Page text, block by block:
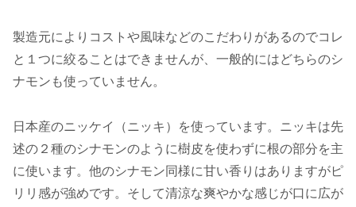
製造元によりコストや風味などのこだわりがあるのでコレ
と１つに絞ることはできませんが、一般的にはどちらのシ
ナモンも使っていません。
日本産のニッケイ（ニッキ）を使っています。ニッキは先
述の２種のシナモンのように樹皮を使わずに根の部分を主
に使います。他のシナモン同様に甘い香りはありますがピ
リリ感が強めです。そして清涼な爽やかな感じが口に広が